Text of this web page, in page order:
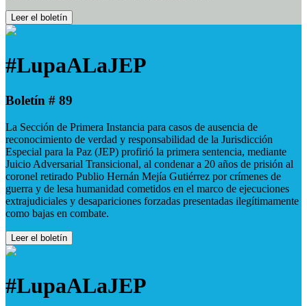
Leer el boletín
#LupaALaJEP
Boletín # 89
La Sección de Primera Instancia para casos de ausencia de
reconocimiento de verdad y responsabilidad de la Jurisdicción
Especial para la Paz (JEP) profirió la primera sentencia, mediante
Juicio Adversarial Transicional, al condenar a 20 años de prisión al
coronel retirado Publio Hernán Mejía Gutiérrez por crímenes de
guerra y de lesa humanidad cometidos en el marco de ejecuciones
extrajudiciales y desapariciones forzadas presentadas ilegítimamente
como bajas en combate.
Leer el boletín
#LupaALaJEP